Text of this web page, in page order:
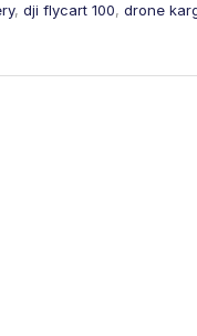
, dji flycart 100, drone